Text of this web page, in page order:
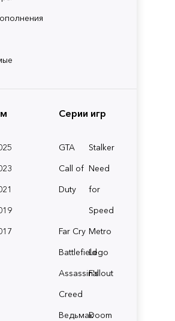
Серии игр
GTA
Stalker
Call of
Duty
Need
for
Speed
Far Cry Metro
BattlefieldLego
Assassin's
Creed
Fallout
ВедьмакDoom